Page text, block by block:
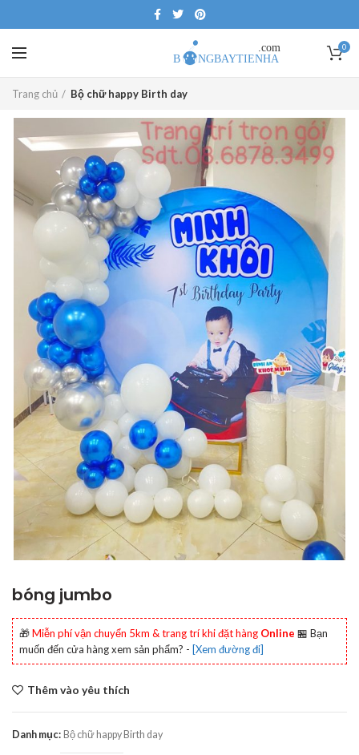
0
Trang chủ Bộ chữ happy Birth day
bóng jumbo
🎁Miễn phí vận chuyển 5km & trang trí khi đặt hàng Online 🏪 Bạn
muốn đến cửa hàng xem sản phẩm? - [Xem đường đi]
Thêm vào yêu thích
Danh mục: Bộ chữ happy Birth day